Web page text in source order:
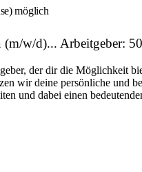
möglich
(m/w/d)... Arbeitgeber:
der dir die Möglichkeit
wir deine persönliche und
und dabei einen